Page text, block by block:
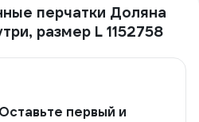
перчатки Доляна
размер L 1152758
первый и